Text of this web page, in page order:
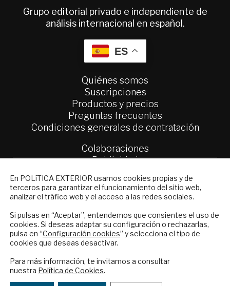
Grupo editorial privado e independiente de
análisis internacional en español.
ES
Quiénes somos
Suscripciones
Productos y precios
Preguntas frecuentes
Condiciones generales de contratación
Colaboraciones
Publicidad
Política Exterior
Afkar/Ideas
© 2026 - Fundación Análisis de Política
Exterior. Todos los derechos reservados
Legal|Política de Privacidad y de Cookies
En POLíTICA EXTERIOR usamos cookies propias y de
terceros para garantizar el funcionamiento del sitio web,
analizar el tráfico web y el acceso a las redes sociales.
Si pulsas en “Aceptar”, entendemos que consientes el uso de
cookies. Si deseas adaptar su configuración o rechazarlas,
pulsa en “Configuración cookies” y selecciona el tipo de
cookies que deseas desactivar.
Para más información, te invitamos a consultar
nuestra Política de Cookies.
NEWSLETTER
Suscríbase a nuestro boletín electrónico y
reciba en su correo el mejor análisis
internacional en español.
Checkbox